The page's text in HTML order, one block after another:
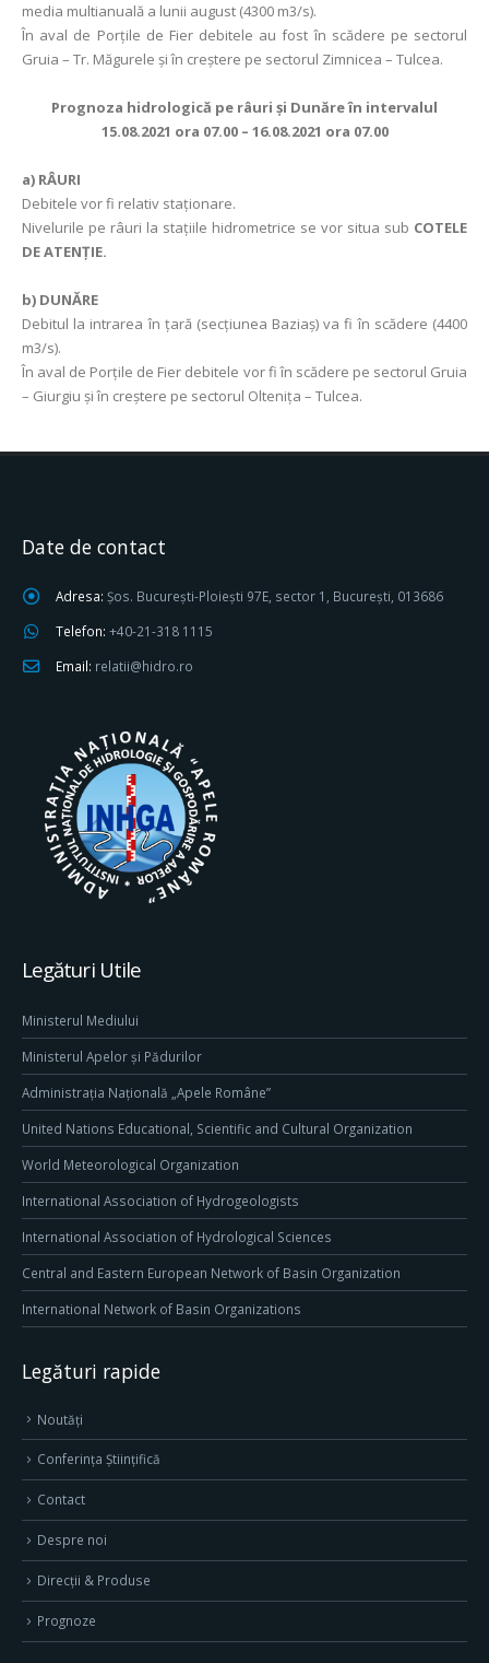
media multianuală a lunii august (4300 m3/s).
În aval de Porţile de Fier debitele au fost în scădere pe sectorul
Gruia – Tr. Măgurele și în creștere pe sectorul Zimnicea – Tulcea.
Prognoza hidrologică pe râuri şi Dunăre în intervalul
15.08.2021 ora 07.00 – 16.08.2021 ora 07.00
a) RÂURI
Debitele vor fi relativ staționare.
Nivelurile pe râuri la stațiile hidrometrice se vor situa sub COTELE
DE ATENȚIE.
b) DUNĂRE
Debitul la intrarea în ţară (secţiunea Baziaş) va fi în scădere (4400
m3/s).
În aval de Porţile de Fier debitele vor fi în scădere pe sectorul Gruia
– Giurgiu și în creștere pe sectorul Oltenița – Tulcea.
Date de contact
Adresa: Șos. București-Ploiești 97E, sector 1, București, 013686
Telefon: +40-21-318 1115
Email: relatii@hidro.ro
Legături Utile
Ministerul Mediului
Ministerul Apelor și Pădurilor
Administrația Națională „Apele Române”
United Nations Educational, Scientific and Cultural Organization
World Meteorological Organization
International Association of Hydrogeologists
International Association of Hydrological Sciences
Central and Eastern European Network of Basin Organization
International Network of Basin Organizations
Legături rapide
Noutăți
Conferința Științifică
Contact
Despre noi
Direcţii & Produse
Prognoze